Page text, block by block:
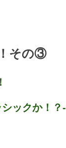
その③
ックか！？-